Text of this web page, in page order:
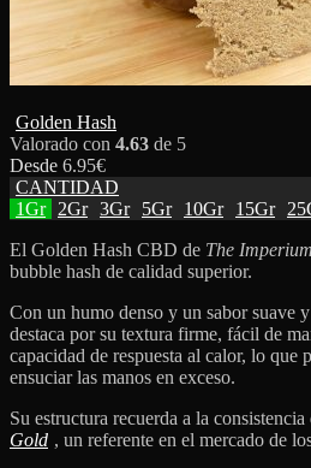
Golden Hash
Valorado con 4.63 de 5
Desde 6.95€
CANTIDAD
1Gr
2Gr 3Gr 5Gr 10Gr 15Gr
El Golden Hash CBD de The Imperium
bubble hash de calidad superior.
Con un humo denso y un sabor suave
destaca por su textura firme, fácil de
capacidad de respuesta al calor, lo que
ensuciar las manos en exceso.
Su estructura recuerda a la
Gold , un referente en el mercado de